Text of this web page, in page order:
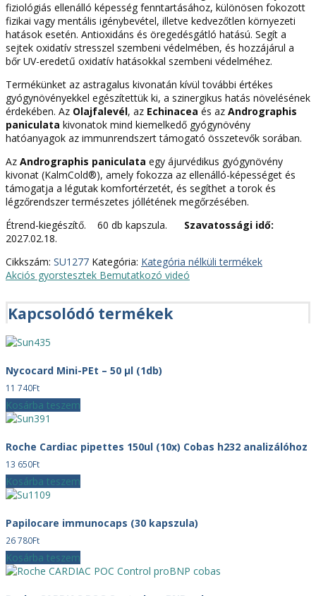
fiziológiás ellenálló képesség fenntartásához, különösen fokozott
fizikai vagy mentális igénybevétel, illetve kedvezőtlen környezeti
hatások esetén. Antioxidáns és öregedésgátló hatású. Segít a
sejtek oxidatív stresszel szembeni védelmében, és hozzájárul a
bőr UV-eredetű oxidatív hatásokkal szembeni védelméhez.
Termékünket az astragalus kivonatán kívül további értékes
gyógynövényekkel egészítettük ki, a szinergikus hatás növelésének
érdekében. Az Olajfalevél, az Echinacea és az Andrographis
paniculata kivonatok mind kiemelkedő gyógynövény
hatóanyagok az immunrendszert támogató összetevők sorában.
Az Andrographis paniculata egy ájurvédikus gyógynövény
kivonat (KalmCold®), amely fokozza az ellenálló-képességet és
támogatja a légutak komfortérzetét, és segíthet a torok és
légzőrendszer természetes jóllétének megőrzésében.
Étrend-kiegészítő. 60 db kapszula. Szavatossági idő:
2027.02.18.
Cikkszám: SU1277 Kategória: Kategória nélküli termékek
Akciós gyorstesztek Bemutatkozó videó
Kapcsolódó termékek
Nycocard Mini-PEt – 50 µl (1db)
11 740Ft
Kosárba teszem
Roche Cardiac pipettes 150ul (10x) Cobas h232 analizálóhoz
13 650Ft
Kosárba teszem
Papilocare immunocaps (30 kapszula)
26 780Ft
Kosárba teszem